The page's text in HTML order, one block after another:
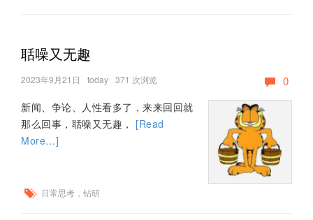
聒噪又无趣
2023年9月21日 today 371 次浏览 0
新闻、争论、人性看多了，来来回回就
那么回事，聒噪又无趣， [Read
More…]
日常思考，钻研